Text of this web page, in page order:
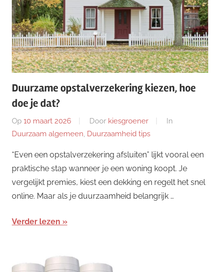
Duurzame opstalverzekering kiezen, hoe
doe je dat?
Op 10 maart 2026 Door kiesgroener
In
Duurzaam algemeen, Duurzaamheid tips
“Even een opstalverzekering afsluiten” lijkt vooral een
praktische stap wanneer je een woning koopt. Je
vergelijkt premies, kiest een dekking en regelt het snel
online. Maar als je duurzaamheid belangrijk …
Verder lezen